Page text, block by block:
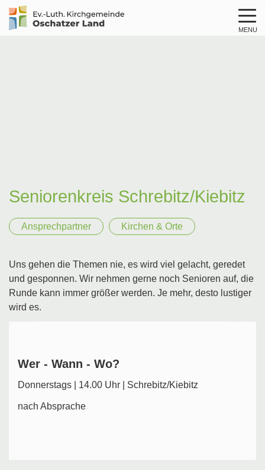
MENU
Seniorenkreis Schrebitz/­Kiebitz
Ansprechpartner Kirchen & Orte
Uns gehen die Themen nie, es wird viel gelacht, geredet
und gesponnen. Wir nehmen gerne noch Senioren auf, die
Runde kann immer größer werden. Je mehr, desto lustiger
wird es.
Wer - Wann - Wo?
Donnerstags | 14.00 Uhr | Schrebitz/Kiebitz
nach Absprache